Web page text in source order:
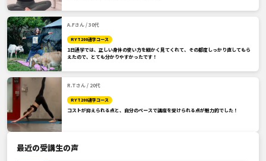
A.Fさん / 30代
RYT200通学コース
1日通学では、正しい身体の使い方を細かく見てくれて、その都度しっかり直してもら
えたので、とても分かりやすかったです！
R.Tさん / 20代
RYT200通学コース
コストが抑えられる点と、自分のペースで講座を受けられる点が魅力的でした！
最近の受講生の声